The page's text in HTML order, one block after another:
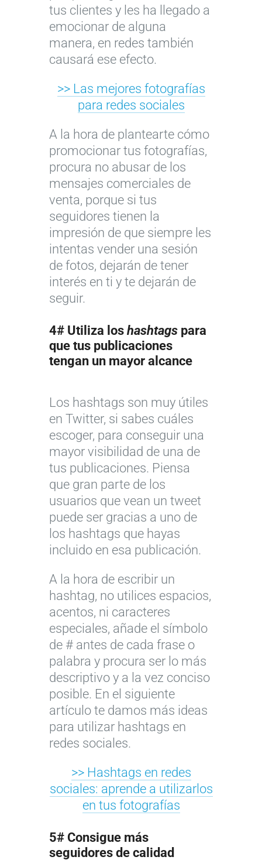
tus clientes y les ha llegado a
emocionar de alguna
manera, en redes también
causará ese efecto.
>> Las mejores fotografías
para redes sociales
A la hora de plantearte cómo
promocionar tus fotografías,
procura no abusar de los
mensajes comerciales de
venta, porque si tus
seguidores tienen la
impresión de que siempre les
intentas vender una sesión
de fotos, dejarán de tener
interés en ti y te dejarán de
seguir.
4# Utiliza los hashtags para
que tus publicaciones
tengan un mayor alcance
Los hashtags son muy útiles
en Twitter, si sabes cuáles
escoger, para conseguir una
mayor visibilidad de una de
tus publicaciones. Piensa
que gran parte de los
usuarios que vean un tweet
puede ser gracias a uno de
los hashtags que hayas
incluido en esa publicación.
A la hora de escribir un
hashtag, no utilices espacios,
acentos, ni caracteres
especiales, añade el símbolo
de # antes de cada frase o
palabra y procura ser lo más
descriptivo y a la vez conciso
posible. En el siguiente
artículo te damos más ideas
para utilizar hashtags en
redes sociales.
>> Hashtags en redes
sociales: aprende a utilizarlos
en tus fotografías
5# Consigue más
seguidores de calidad